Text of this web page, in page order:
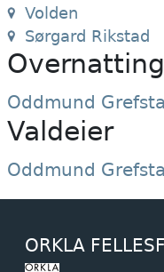
Volden
Sørgard Rikstad
Oddmund
Valdeier
Oddmund
ORKLA